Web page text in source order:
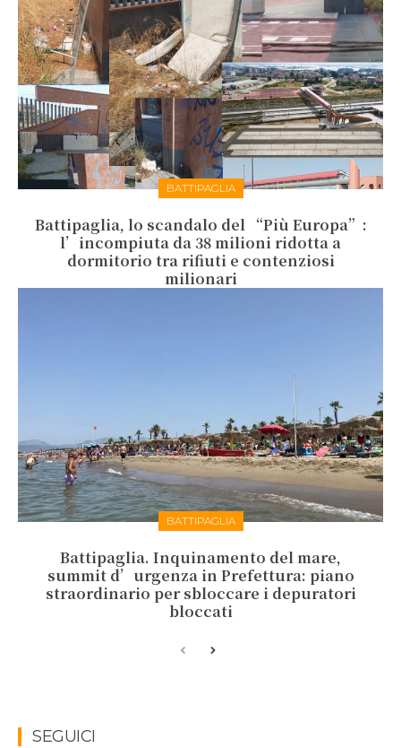
BATTIPAGLIA
Battipaglia, lo scandalo del “Più Europa”:
l’incompiuta da 38 milioni ridotta a
dormitorio tra rifiuti e contenziosi
milionari
BATTIPAGLIA
Battipaglia. Inquinamento del mare,
summit d’urgenza in Prefettura: piano
straordinario per sbloccare i depuratori
bloccati
SEGUICI